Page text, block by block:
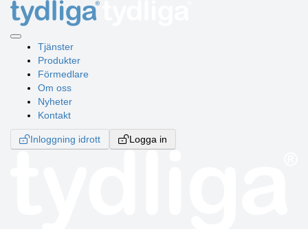
Tjänster
Produkter
Förmedlare
Om oss
Nyheter
Kontakt
Inloggning idrott Logga in